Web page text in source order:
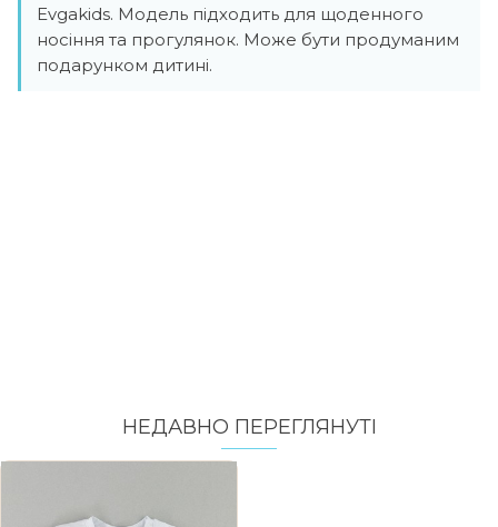
Evgakids. Модель підходить для щоденного
носіння та прогулянок. Може бути продуманим
подарунком дитині.
НЕДАВНО ПЕРЕГЛЯНУТI